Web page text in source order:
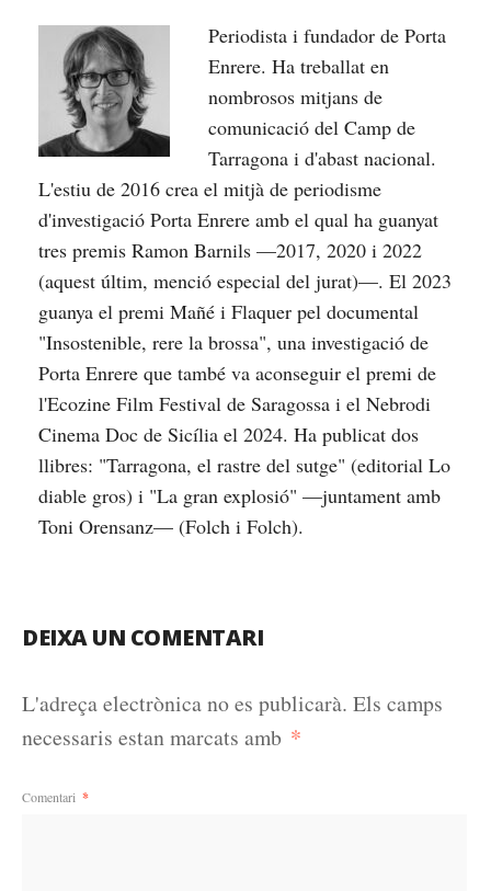
Periodista i fundador de Porta
Enrere. Ha treballat en
nombrosos mitjans de
comunicació del Camp de
Tarragona i d'abast nacional.
L'estiu de 2016 crea el mitjà de periodisme
d'investigació Porta Enrere amb el qual ha guanyat
tres premis Ramon Barnils —2017, 2020 i 2022
(aquest últim, menció especial del jurat)—. El 2023
guanya el premi Mañé i Flaquer pel documental
"Insostenible, rere la brossa", una investigació de
Porta Enrere que també va aconseguir el premi de
l'Ecozine Film Festival de Saragossa i el Nebrodi
Cinema Doc de Sicília el 2024. Ha publicat dos
llibres: "Tarragona, el rastre del sutge" (editorial Lo
diable gros) i "La gran explosió" —juntament amb
Toni Orensanz— (Folch i Folch).
DEIXA UN COMENTARI
L'adreça electrònica no es publicarà. Els camps
necessaris estan marcats amb *
Comentari *